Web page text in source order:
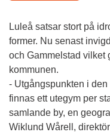
Luleå satsar stort på
former. Nu senast
och Gammelstad vilket
kommunen.
- Utgångspunkten i
finnas ett utegym per
samlande by, en
Wiklund Wårell,